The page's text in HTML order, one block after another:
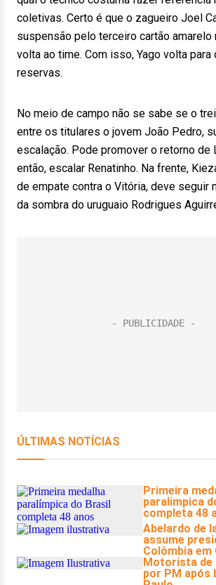
coletivas. Certo é que o zagueiro Joel
suspensão pelo terceiro cartão amarelo
volta ao time. Com isso, Yago volta para
reservas.
No meio de campo não se sabe se o
entre os titulares o jovem João Pedro,
escalação. Pode promover o retorno de
então, escalar Renatinho. Na frente,
de empate contra o Vitória, deve seguir
da sombra do uruguaio Rodrigues